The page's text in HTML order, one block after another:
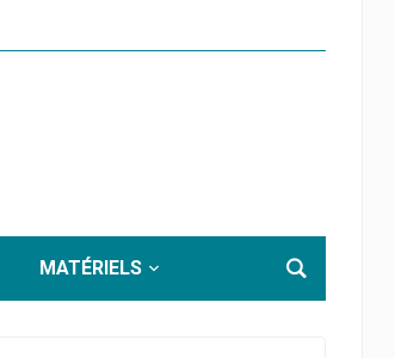
MATÉRIELS